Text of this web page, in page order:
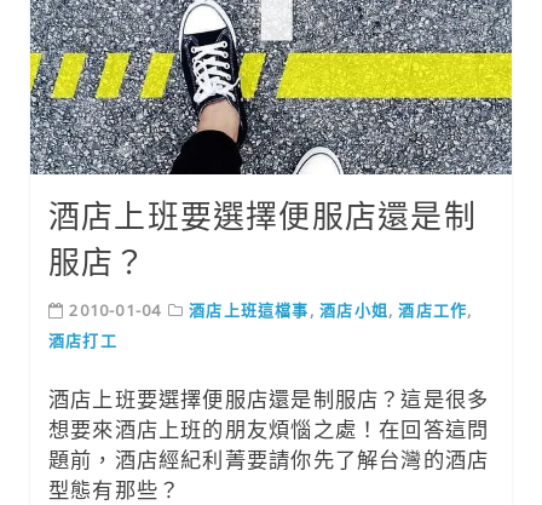
酒店上班要選擇便服店還是制
服店？
2010-01-04 酒店上班這檔事,酒店小姐,酒店工作,
酒店打工
酒店上班要選擇便服店還是制服店？這是很多
想要來酒店上班的朋友煩惱之處！在回答這問
題前，酒店經紀利菁要請你先了解台灣的酒店
型態有那些？